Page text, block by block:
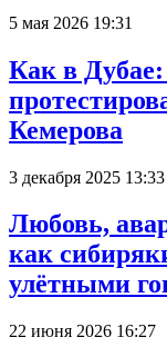
5 мая 2026 19:31
Как в
Кемерова
3 декабря 2025 13:33
Любовь,
как
улётными
22 июня 2026 16:27